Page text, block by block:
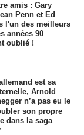
amis : Gary
Penn et Ed
l'un des meilleurs
années 90
oublié !
est sa
Arnold
n’a pas eu le
son propre
dans la saga